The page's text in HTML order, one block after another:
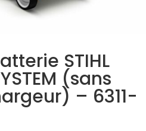
STIHL
(sans
– 6311-